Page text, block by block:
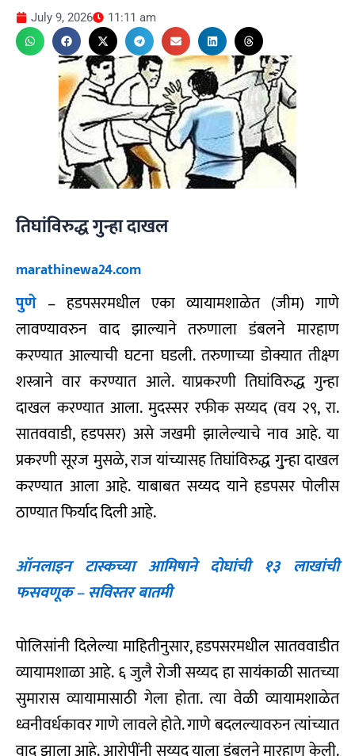
July 9, 2026 11:11 am
तिघांविरुद्ध गुन्हा दाखल
marathinewa24.com
पुणे – हडपसरमधील एका व्यायामशाळेत (जीम) गाणे
लावण्यावरुन वाद झाल्याने तरुणाला डंबलने मारहाण
करण्यात आल्याची घटना घडली. तरुणाच्या डोक्यात तीक्ष्ण
शस्त्राने वार करण्यात आले. याप्रकरणी तिघांविरुद्ध गुन्हा
दाखल करण्यात आला. मुदस्सर रफीक सय्यद (वय २९, रा.
सातववाडी, हडपसर) असे जखमी झालेल्याचे नाव आहे. या
प्रकरणी सूरज मुसळे, राज यांच्यासह तिघांविरुद्ध गु्न्हा दाखल
करण्यात आला आहे. याबाबत सय्यद याने हडपसर पोलीस
ठाण्यात फिर्याद दिली आहे.
ऑनलाइन टास्कच्या आमिषाने दोघांची १३ लाखांची
फसवणूक – सविस्तर बातमी
पोलिसांनी दिलेल्या माहितीनुसार, हडपसरमधील सातववाडीत
व्यायामशाळा आहे. ६ जुलै रोजी सय्यद हा सायंकाळी सातच्या
सुमारास व्यायामासाठी गेला होता. त्या वेळी व्यायामशाळेत
ध्वनीवर्धकावर गाणे लावले होते. गाणे बदलल्यावरुन त्यांच्यात